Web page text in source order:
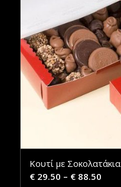
Κουτί με Σοκολατάκια
€29.50 – €88.50